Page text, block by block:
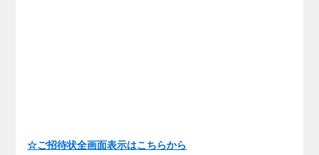
☆ご招待状全画面表示はこちらから